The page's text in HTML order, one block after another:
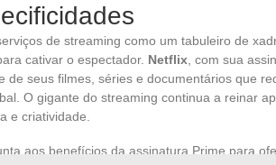
de streaming como um tabuleiro de
cativar o espectador. Netflix , com sua
de seus filmes, séries e documentários que
O gigante do streaming continua a reinar
e criatividade.
aos benefícios da assinatura Prime para